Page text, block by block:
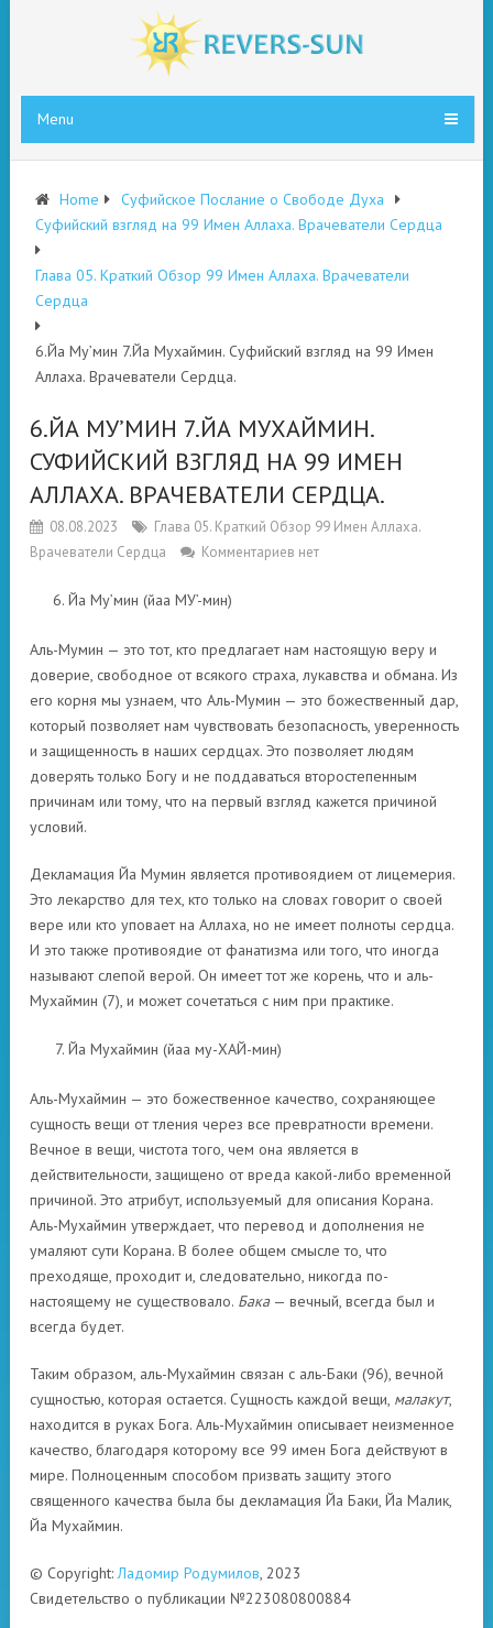
Menu
Home
Суфийское Послание о Свободе Духа
Суфийский взгляд на 99 Имен Аллаха. Врачеватели Сердца
Глава 05. Краткий Обзор 99 Имен Аллаха. Врачеватели
Сердца
6.Йа Му’мин 7.Йа Мухаймин. Суфийский взгляд на 99 Имен
Аллаха. Врачеватели Сердца.
6.ЙА МУ’МИН 7.ЙА МУХАЙМИН.
СУФИЙСКИЙ ВЗГЛЯД НА 99 ИМЕН
АЛЛАХА. ВРАЧЕВАТЕЛИ СЕРДЦА.
08.08.2023
Глава 05. Краткий Обзор 99 Имен Аллаха.
Врачеватели Сердца
Комментариев нет
Йа Му’мин (йаа МУ’-мин)
Аль-Мумин — это тот, кто предлагает нам настоящую веру и
доверие, свободное от всякого страха, лукавства и обмана. Из
его корня мы узнаем, что Аль-Мумин — это божественный дар,
который позволяет нам чувствовать безопасность, уверенность
и защищенность в наших сердцах. Это позволяет людям
доверять только Богу и не поддаваться второстепенным
причинам или тому, что на первый взгляд кажется причиной
условий.
Декламация Йа Мумин является противоядием от лицемерия.
Это лекарство для тех, кто только на словах говорит о своей
вере или кто уповает на Аллаха, но не имеет полноты сердца.
И это также противоядие от фанатизма или того, что иногда
называют слепой верой. Он имеет тот же корень, что и аль-
Мухаймин (7), и может сочетаться с ним при практике.
Йа Мухаймин (йаа му-ХАЙ-мин)
Аль-Мухаймин — это божественное качество, сохраняющее
сущность вещи от тления через все превратности времени.
Вечное в вещи, чистота того, чем она является в
действительности, защищено от вреда какой-либо временной
причиной. Это атрибут, используемый для описания Корана.
Аль-Мухаймин утверждает, что перевод и дополнения не
умаляют сути Корана. В более общем смысле то, что
преходяще, проходит и, следовательно, никогда по-
настоящему не существовало. Бака— вечный, всегда был и
всегда будет.
Таким образом, аль-Мухаймин связан с аль-Баки (96), вечной
сущностью, которая остается. Сущность каждой вещи, малакут,
находится в руках Бога. Аль-Мухаймин описывает неизменное
качество, благодаря которому все 99 имен Бога действуют в
мире. Полноценным способом призвать защиту этого
священного качества была бы декламация Йа Баки, Йа Малик,
Йа Мухаймин.
© Copyright:Ладомир Родумилов, 2023
Свидетельство о публикации №223080800884